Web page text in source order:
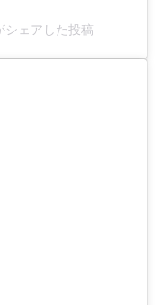
ェアした投稿